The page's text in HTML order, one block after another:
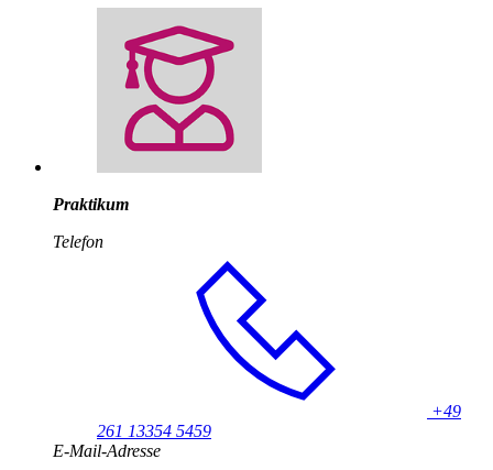
Praktikum
Telefon
+49
261 13354 5459
E-Mail-Adresse